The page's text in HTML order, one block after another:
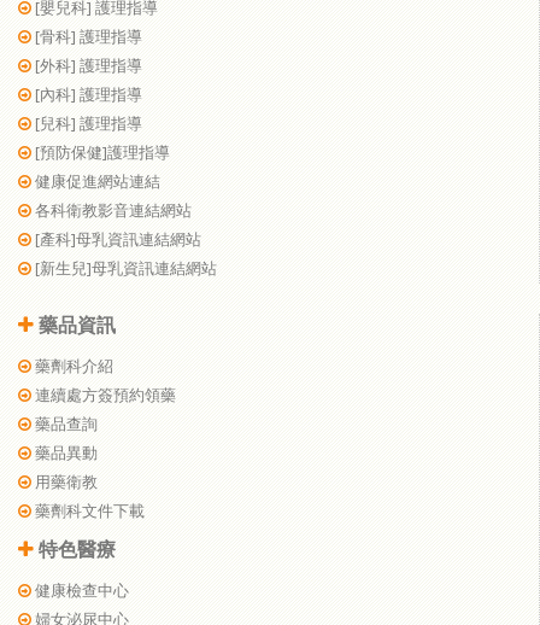
[嬰兒科] 護理指導
[骨科] 護理指導
[外科] 護理指導
[內科] 護理指導
[兒科] 護理指導
[預防保健]護理指導
健康促進網站連結
各科衛教影音連結網站
[產科]母乳資訊連結網站
[新生兒]母乳資訊連結網站
藥品資訊
藥劑科介紹
連續處方簽預約領藥
藥品查詢
藥品異動
用藥衛教
藥劑科文件下載
特色醫療
健康檢查中心
婦女泌尿中心